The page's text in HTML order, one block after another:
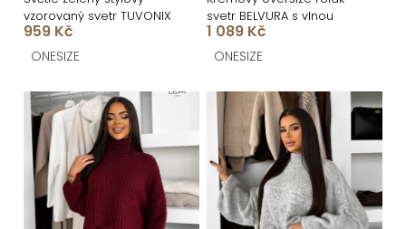
k
ů
vzorovaný svetr TUVONIX
959 Kč
ONESIZE
svetr BELVURA s vlnou
1 089 Kč
ONESIZE